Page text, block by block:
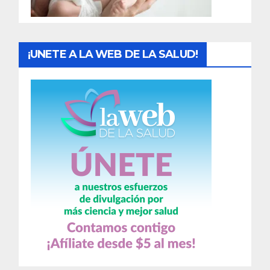
¡UNETE A LA WEB DE LA SALUD!